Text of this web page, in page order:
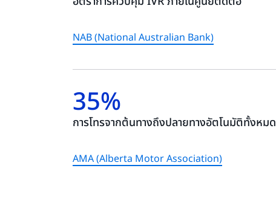
NAB (National Australian Bank)
35%
การโทรจากต้นทางถึงปลายทางอัตโนมัติทั้งหมด
AMA (Alberta Motor Association)